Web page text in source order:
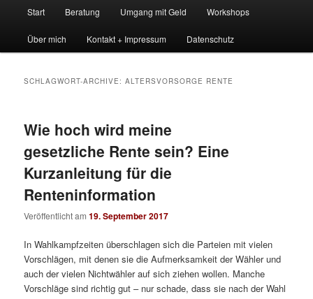
Zum Inhalt wechseln
Zum sekundären Inhalt wechseln
Start Beratung Umgang mit Geld Workshops
Über mich Kontakt + Impressum Datenschutz
SCHLAGWORT-ARCHIVE:ALTERSVORSORGE RENTE
Wie hoch wird meine
gesetzliche Rente sein? Eine
Kurzanleitung für die
Renteninformation
Veröffentlicht am19. September 2017
In Wahlkampfzeiten überschlagen sich die Parteien mit vielen
Vorschlägen, mit denen sie die Aufmerksamkeit der Wähler und
auch der vielen Nichtwähler auf sich ziehen wollen. Manche
Vorschläge sind richtig gut – nur schade, dass sie nach der Wahl